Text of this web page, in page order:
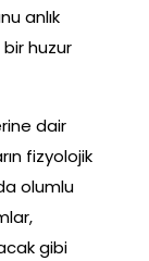
anlık
huzur
dair
fizyolojik
olumlu
gibi